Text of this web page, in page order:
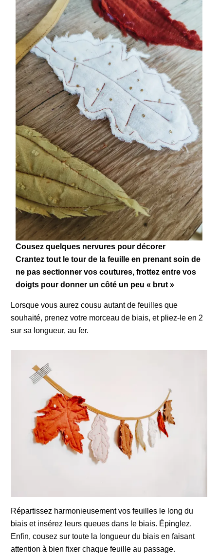
Cousez quelques nervures pour décorer
Crantez tout le tour de la feuille en prenant soin de
ne pas sectionner vos coutures, frottez entre vos
doigts pour donner un côté un peu « brut »
Lorsque vous aurez cousu autant de feuilles que
souhaité, prenez votre morceau de biais, et pliez-le en 2
sur sa longueur, au fer.
Répartissez harmonieusement vos feuilles le long du
biais et insérez leurs queues dans le biais. Épinglez.
Enfin, cousez sur toute la longueur du biais en faisant
attention à bien fixer chaque feuille au passage.